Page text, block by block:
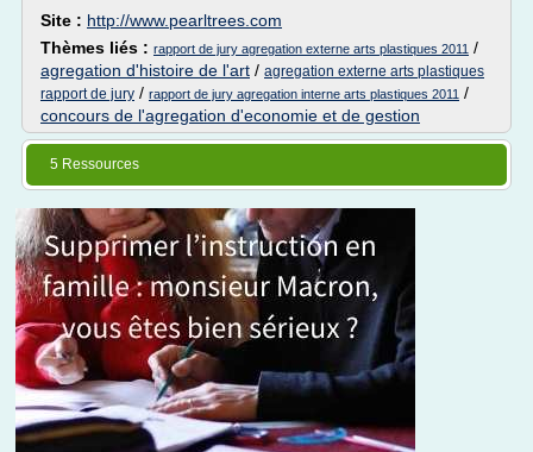
Site : http://www.pearltrees.com
Thèmes liés : rapport de jury agregation externe arts plastiques 2011 /
agregation d'histoire de l'art / agregation externe arts plastiques
rapport de jury / rapport de jury agregation interne arts plastiques 2011 /
concours de l'agregation d'economie et de gestion
5 Ressources